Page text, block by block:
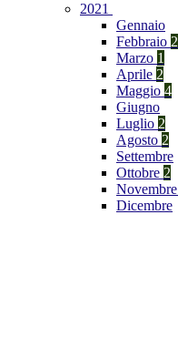
2021
Gennaio
Febbraio 2
Marzo 1
Aprile 2
Maggio 4
Giugno
Luglio 2
Agosto 2
Settembre
Ottobre 2
Novembre
Dicembre